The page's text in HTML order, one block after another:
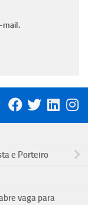
mail.
e Porteiro
vaga para